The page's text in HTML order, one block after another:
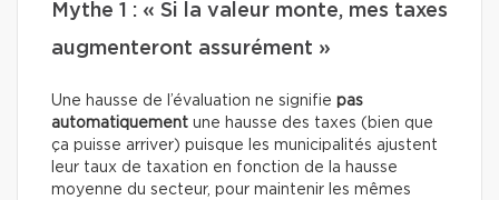
Mythe 1 : « Si la valeur monte, mes taxes
augmenteront assurément »
Une hausse de l’évaluation ne signifie pas
automatiquement une hausse des taxes (bien que
ça puisse arriver) puisque les municipalités ajustent
leur taux de taxation en fonction de la hausse
moyenne du secteur, pour maintenir les mêmes